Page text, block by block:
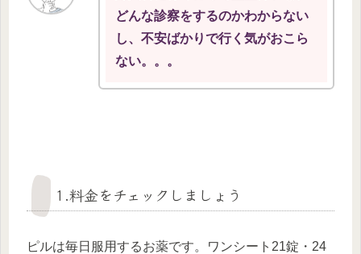
どんな診察をするのかわからない
し、不安ばかりで行く気がおこら
ない。。。
1.料金をチェックしましょう
ピルは毎日服用するお薬です。ワンシート21錠・24